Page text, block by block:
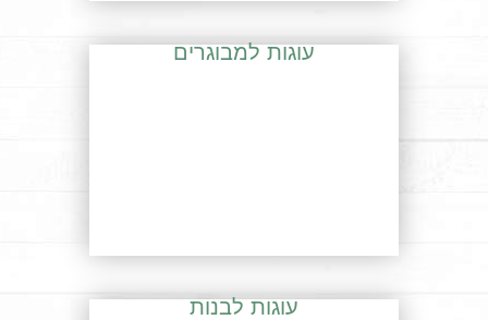
עוגות למבוגרים
עוגות לבנות